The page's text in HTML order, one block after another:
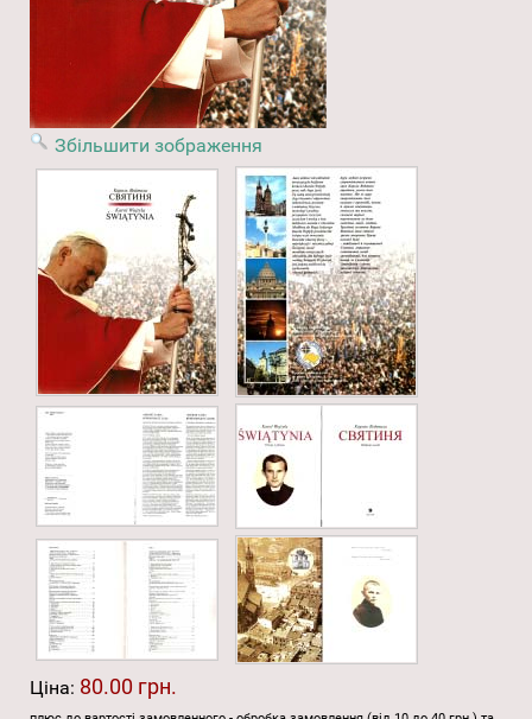
Збільшити зображення
Ціна: 80.00 грн.